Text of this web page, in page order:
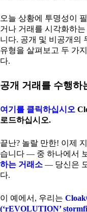
오늘 상황에 투명성이
거나 거래를 시각화하
니다. 공개 및 비공개의
유형을 살펴보고 두 가
다.
공개 거래를 수행하
여기를 클릭하십시오
로드하십시오.
끝난? 놀랄 만한! 이제
습니다 — 중 하나에서
하는 거래소 — 당신은
다.
이 예에서, 우리는
(‘rEVOLUTION’